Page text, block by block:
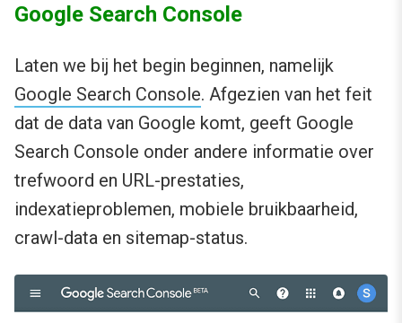
Google Search Console
Laten we bij het begin beginnen, namelijk
Google Search Console. Afgezien van het feit
dat de data van Google komt, geeft Google
Search Console onder andere informatie over
trefwoord en URL-prestaties,
indexatieproblemen, mobiele bruikbaarheid,
crawl-data en sitemap-status.